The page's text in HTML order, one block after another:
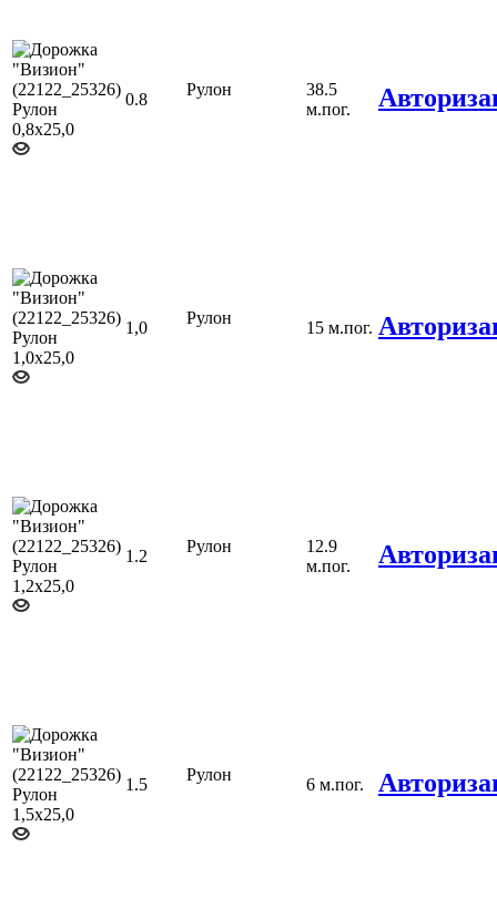
0.8
Рулон
38.5
м.пог.
1,0
Рулон
15 м.пог.
1.2
Рулон
12.9
м.пог.
1.5
Рулон
6 м.пог.